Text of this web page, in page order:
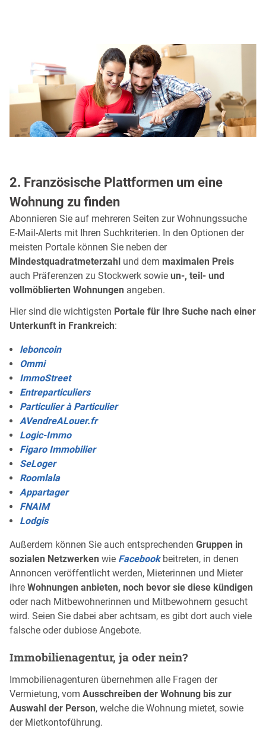
2. Französische Plattformen um eine
Wohnung zu finden
Abonnieren Sie auf mehreren Seiten zur Wohnungssuche
E-Mail-Alerts mit Ihren Suchkriterien. In den Optionen der
meisten Portale können Sie neben der
Mindestquadratmeterzahl und dem maximalen Preis
auch Präferenzen zu Stockwerk sowie un-, teil- und
vollmöblierten Wohnungen angeben.
Hier sind die wichtigsten Portale für Ihre Suche nach einer
Unterkunft in Frankreich:
leboncoin
Ommi
ImmoStreet
Entreparticuliers
Particulier à Particulier
AVendreALouer.fr
Logic-Immo
Figaro Immobilier
SeLoger
Roomlala
Appartager
FNAIM
Lodgis
Außerdem können Sie auch entsprechenden Gruppen in
sozialen Netzwerken wie Facebookbeitreten, in denen
Annoncen veröffentlicht werden, Mieterinnen und Mieter
ihre Wohnungen anbieten, noch bevor sie diese kündigen
oder nach Mitbewohnerinnen und Mitbewohnern gesucht
wird. Seien Sie dabei aber achtsam, es gibt dort auch viele
falsche oder dubiose Angebote.
Immobilienagentur, ja oder nein?
Immobilienagenturen übernehmen alle Fragen der
Vermietung, vom Ausschreiben der Wohnung bis zur
Auswahl der Person, welche die Wohnung mietet, sowie
der Mietkontoführung.